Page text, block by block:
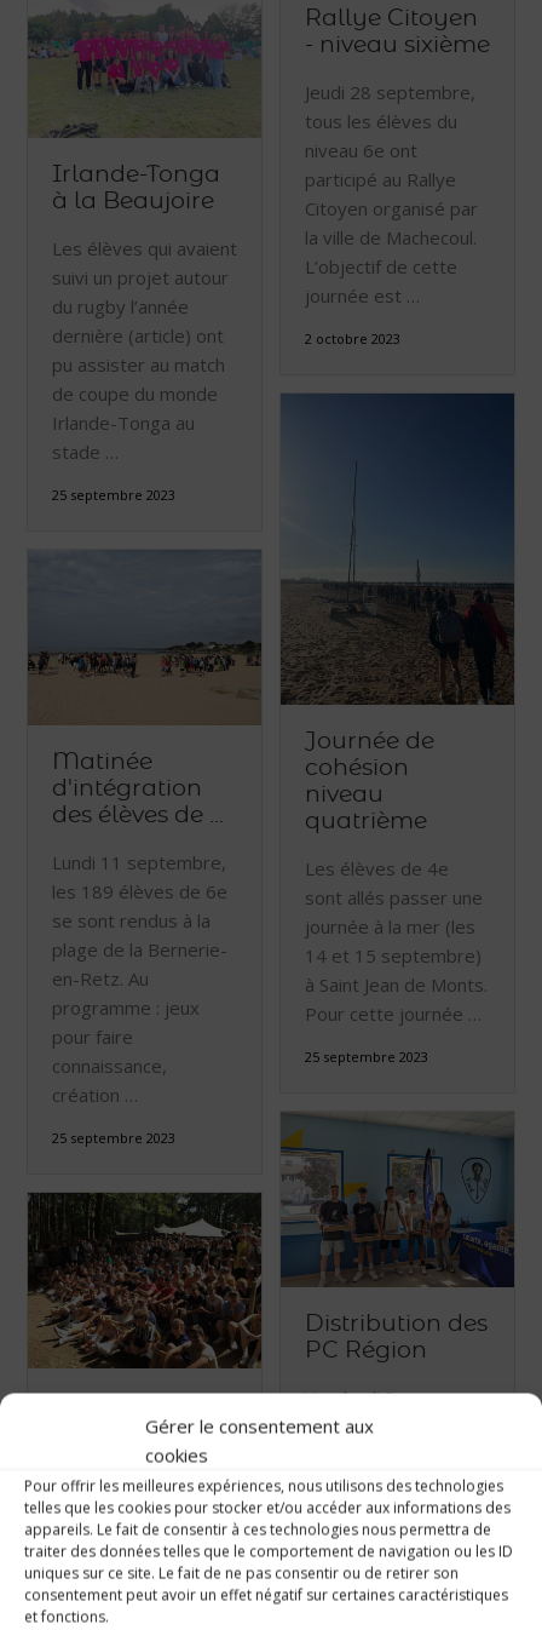
Gérer le consentement aux
cookies
Pour offrir les meilleures expériences, nous utilisons des technologies
telles que les cookies pour stocker et/ou accéder aux informations des
appareils. Le fait de consentir à ces technologies nous permettra de
traiter des données telles que le comportement de navigation ou les ID
uniques sur ce site. Le fait de ne pas consentir ou de retirer son
consentement peut avoir un effet négatif sur certaines caractéristiques
et fonctions.
Rallye Citoyen
- niveau sixième
Jeudi 28 septembre,
tous les élèves du
niveau 6e ont
participé au Rallye
Citoyen organisé par
la ville de Machecoul.
L’objectif de cette
journée est …
2 octobre 2023
Irlande-Tonga
à la Beaujoire
Les élèves qui avaient
suivi un projet autour
du rugby l’année
dernière (article) ont
pu assister au match
de coupe du monde
Irlande-Tonga au
stade …
25 septembre 2023
Journée de
cohésion
niveau
quatrième
Les élèves de 4e
sont allés passer une
journée à la mer (les
14 et 15 septembre)
à Saint Jean de Monts.
Pour cette journée …
25 septembre 2023
Matinée
d'intégration
des élèves de ...
Lundi 11 septembre,
les 189 élèves de 6e
se sont rendus à la
plage de la Bernerie-
en-Retz. Au
programme : jeux
pour faire
connaissance,
création …
25 septembre 2023
Distribution des
PC Région
Vendredi 8
septembre, les
ont reçu leur
ordinateur portable
personnel offert par
la région des Pays de
la Loire. Cela fait
intégration des
élèves de se...
Mardi 5 septembre,
les élèves du niveau
seconde ont été
conviés à une journée
d’intégration au parc